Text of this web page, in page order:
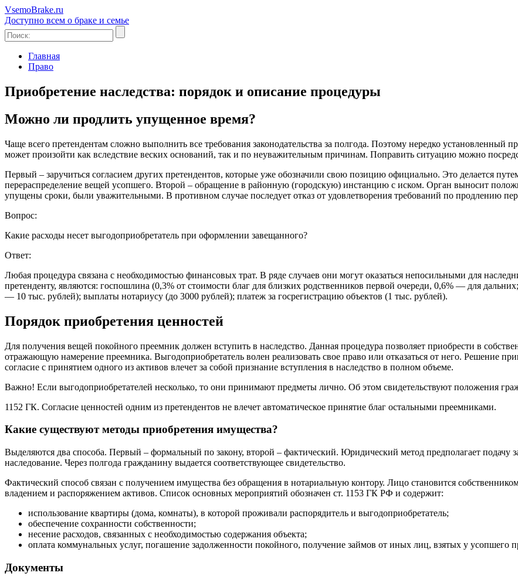
VsemoBrake.ru
Доступно всем о браке и семье
Главная
Право
Приобретение наследства: порядок и описание процедуры
Можно ли продлить упущенное время?
Чаще всего претендентам сложно выполнить все требования законодательства за полгода. Поэтому нередко установленный
может произойти как вследствие веских оснований, так и по неуважительным причинам. Поправить ситуацию можно
Первый – заручиться согласием других претендентов, которые уже обозначили свою позицию официально. Это делается
перераспределение вещей усопшего. Второй – обращение в районную (городскую) инстанцию с иском. Орган выносит
упущены сроки, были уважительными. В противном случае последует отказ от удовлетворения требований по продлению
Вопрос:
Какие расходы несет выгодоприобретатель при оформлении завещанного?
Ответ:
Любая процедура связана с необходимостью финансовых трат. В ряде случаев они могут оказаться непосильными для
претенденту, являются: госпошлина (0,3% от стоимости благ для близких родственников первой очереди, 0,6% — для
— 10 тыс. рублей); выплаты нотариусу (до 3000 рублей); платеж за госрегистрацию объектов (1 тыс. рублей).
Порядок приобретения ценностей
Для получения вещей покойного преемник должен вступить в наследство. Данная процедура позволяет приобрести в
отражающую намерение преемника. Выгодоприобретатель волен реализовать свое право или отказаться от него. Решение
согласие с принятием одного из активов влечет за собой признание вступления в наследство в полном объеме.
Важно! Если выгодоприобретателей несколько, то они принимают предметы лично. Об этом свидетельствуют положения
1152 ГК. Согласие ценностей одним из претендентов не влечет автоматическое принятие благ остальными преемниками.
Какие существуют методы приобретения имущества?
Выделяются два способа. Первый – формальный по закону, второй – фактический. Юридический метод предполагает подачу
наследование. Через полгода гражданину выдается соответствующее свидетельство.
Фактический способ связан с получением имущества без обращения в нотариальную контору. Лицо становится
владением и распоряжением активов. Список основных мероприятий обозначен ст. 1153 ГК РФ и содержит:
использование квартиры (дома, комнаты), в которой проживали распорядитель и выгодоприобретатель;
обеспечение сохранности собственности;
несение расходов, связанных с необходимостью содержания объекта;
оплата коммунальных услуг, погашение задолженности покойного, получение займов от иных лиц, взятых у усопшего
Документы